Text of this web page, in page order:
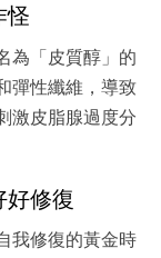
怪
為「皮質醇」的
彈性纖維，導致
激皮脂腺過度分
好修復
我修復的黃金時